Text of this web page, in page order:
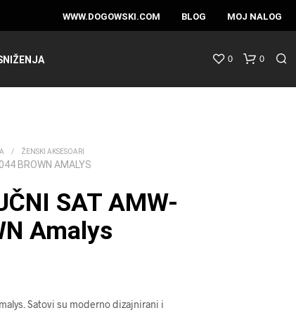
WWW.DOGOWSKI.COM BLOG MOJ NALOG
0 0
/ ŽENSKI AKSESOARI
BROWN AMALYS
SAT AMW-
Amalys
Satovi su moderno dizajnirani i